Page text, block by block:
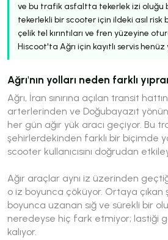
ve bu trafik asfaltta tekerlek izi oluğu
tekerlekli bir scooter için ildeki asıl risk
çelik tel kırıntıları ve fren yüzeyine
Hiscoot'ta Ağrı için kayıtlı servis henüz
Ağrı'nın yolları neden farklı
Ağrı, İran sınırına açılan transit
arterlerinden ve Doğubayazıt
her gün ağır yük aracı geçiyor. Bu
şehirlerdekinden farklı bir biçimde
scooter kullanıcısını doğrudan
Ağır araçlar aynı iz üzerinden
o iz boyunca çöküyor. Ortaya çıkan
boyunca uzanan sığ ve sürekli bir
neredeyse hiç fark etmiyor; lastiği
kalıyor.